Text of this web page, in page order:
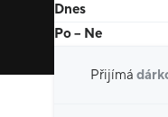
Dnes
Po – Ne
Přijímá